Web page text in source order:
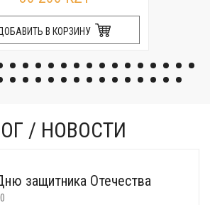
В КОРЗИНУ
/ НОВОСТИ
защитника Отечества